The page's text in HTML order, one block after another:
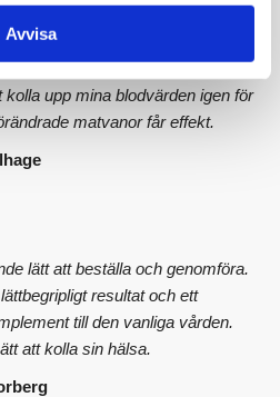
AvvisaJag är piggare och det känns
att jag kan påverka min hälsa. Jag
kolla upp mina blodvärden igen för
matvanor får effekt.
lätt att beställa och genomföra.
resultat och ett
till den vanliga vården.
att kolla sin hälsa.